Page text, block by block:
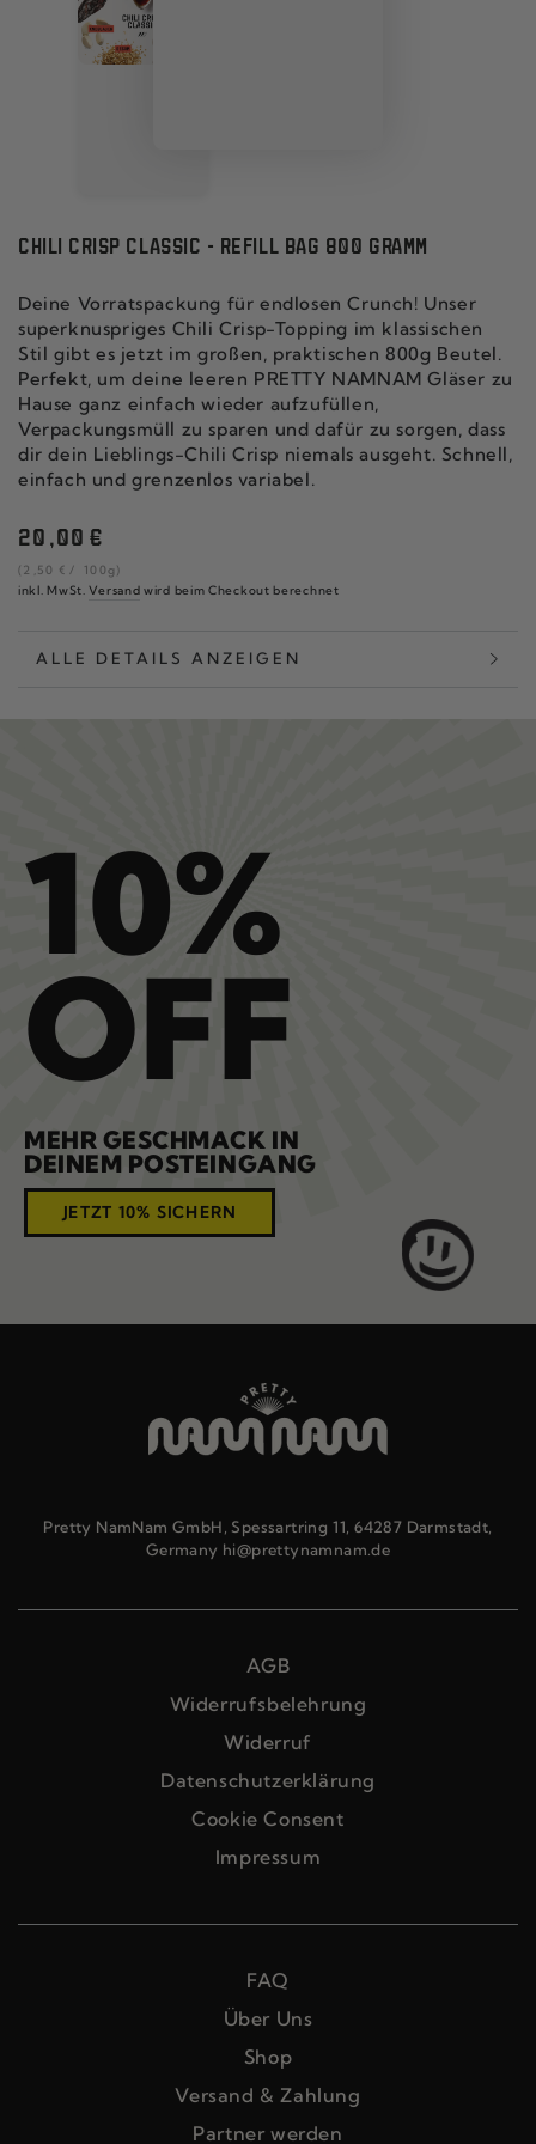
CHILI CRISP CLASSIC - REFILL BAG 800 GRAMM
Deine Vorratspackung für endlosen Crunch! Unser
superknuspriges Chili Crisp-Topping im klassischen
Stil gibt es jetzt im großen, praktischen 800g Beutel.
Perfekt, um deine leeren PRETTY NAMNAM Gläser zu
Hause ganz einfach wieder aufzufüllen,
Verpackungsmüll zu sparen und dafür zu sorgen, dass
dir dein Lieblings-Chili Crisp niemals ausgeht. Schnell,
einfach und grenzenlos variabel.
Regulärer
20 ,00 €
Stückpreis
(2 ,50 € / pro
100g)
inkl. MwSt.Versand wird beim Checkout berechnet
ALLE DETAILS ANZEIGEN
10%
OFF
MEHR GESCHMACK IN
DEINEM POSTEINGANG
JETZT 10% SICHERN
FAQ
Über Uns
Shop
Versand & Zahlung
Partner werden
Pretty NamNam GmbH, Spessartring 11, 64287 Darmstadt,
Germany hi@prettynamnam.de
AGB
Widerrufsbelehrung
Widerruf
Datenschutzerklärung
Cookie Consent
Impressum